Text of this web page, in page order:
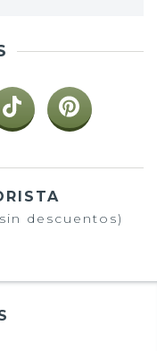
descuentos)